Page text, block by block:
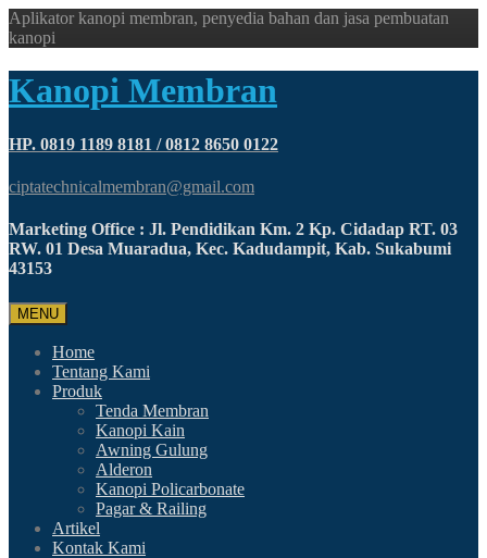
Aplikator kanopi membran, penyedia bahan dan jasa pembuatan
kanopi
Kanopi Membran
HP. 0819 1189 8181 / 0812 8650 0122
ciptatechnicalmembran@gmail.com
Marketing Office : Jl. Pendidikan Km. 2 Kp. Cidadap RT. 03
RW. 01 Desa Muaradua, Kec. Kadudampit, Kab. Sukabumi
43153
MENU
Home
Tentang Kami
Produk
Tenda Membran
Kanopi Kain
Awning Gulung
Alderon
Kanopi Policarbonate
Pagar & Railing
Artikel
Kontak Kami